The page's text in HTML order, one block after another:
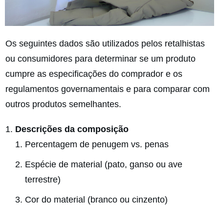
Os seguintes dados são utilizados pelos retalhistas
ou consumidores para determinar se um produto
cumpre as especificações do comprador e os
regulamentos governamentais e para comparar com
outros produtos semelhantes.
Descrições da composição
Percentagem de penugem vs. penas
Espécie de material (pato, ganso ou ave
terrestre)
Cor do material (branco ou cinzento)